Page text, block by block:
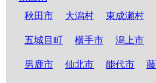
秋田市
大潟村 東成瀬村
五城目町 横手市 潟上市
男鹿市 仙北市 能代市